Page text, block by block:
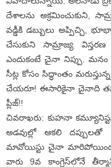
దేశాలను అక్రమించుకుని,
వడ్డీకి డబ్బులు అప్పిచ్చి,
చేసుకుని సామ్రాజ్య
ఎందుకంటే చైనా నిప్పు. మనం
సీట్ల కోసం సిద్ధాంతం
చేయరూ! ఈసారికైనా చైనాది
ప్లీజ్‌!!
చివరాఖరు: కుహనా
అడవుల్లో ఆకలి
మావోయిస్టు చైనా
వారు 9వ కాంగ్రెస్‌లోనే